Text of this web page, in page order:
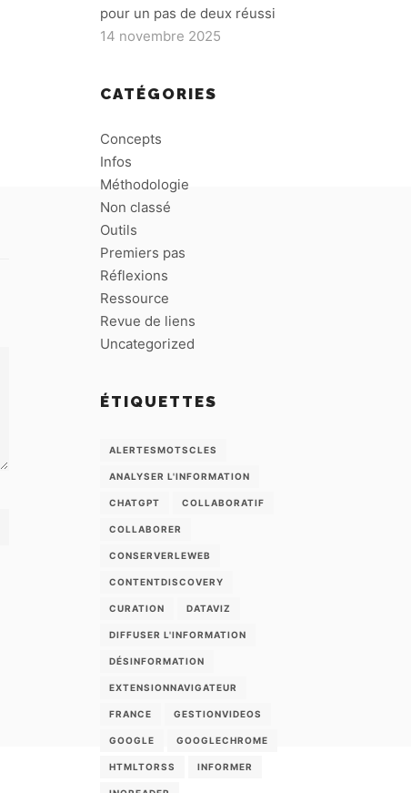
pour un pas de deux réussi
14 novembre 2025
CATÉGORIES
Concepts
Infos
Méthodologie
Non classé
Outils
Premiers pas
Réflexions
Ressource
Revue de liens
Uncategorized
ÉTIQUETTES
ALERTESMOTSCLES
ANALYSER L'INFORMATION
CHATGPT COLLABORATIF
COLLABORER
CONSERVERLEWEB
CONTENTDISCOVERY
CURATION DATAVIZ
DIFFUSER L'INFORMATION
DÉSINFORMATION
EXTENSIONNAVIGATEUR
FRANCE GESTIONVIDEOS
GOOGLE GOOGLECHROME
HTMLTORSS INFORMER